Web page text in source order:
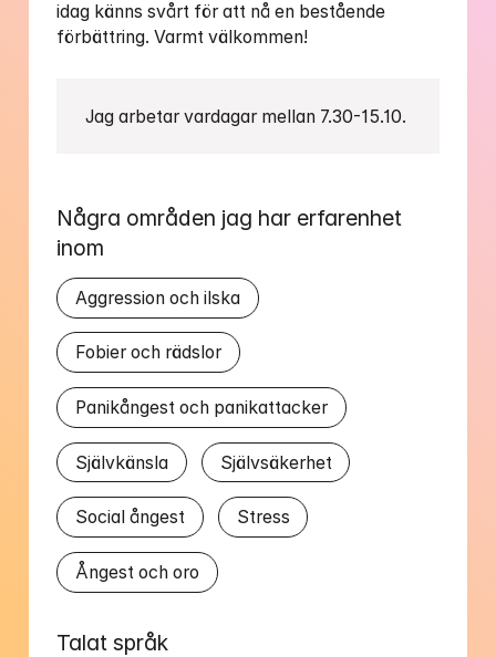
idag känns svårt för att nå en bestående
Några områden jag har erfarenhet
inom
Aggression och ilska
Fobier och rädslor
Panikångest och panikattacker
Självkänsla Självsäkerhet
Social ångest Stress
Ångest och oro
Talat språk